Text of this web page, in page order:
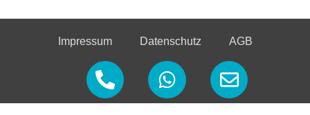
Impressum Datenschutz AGB